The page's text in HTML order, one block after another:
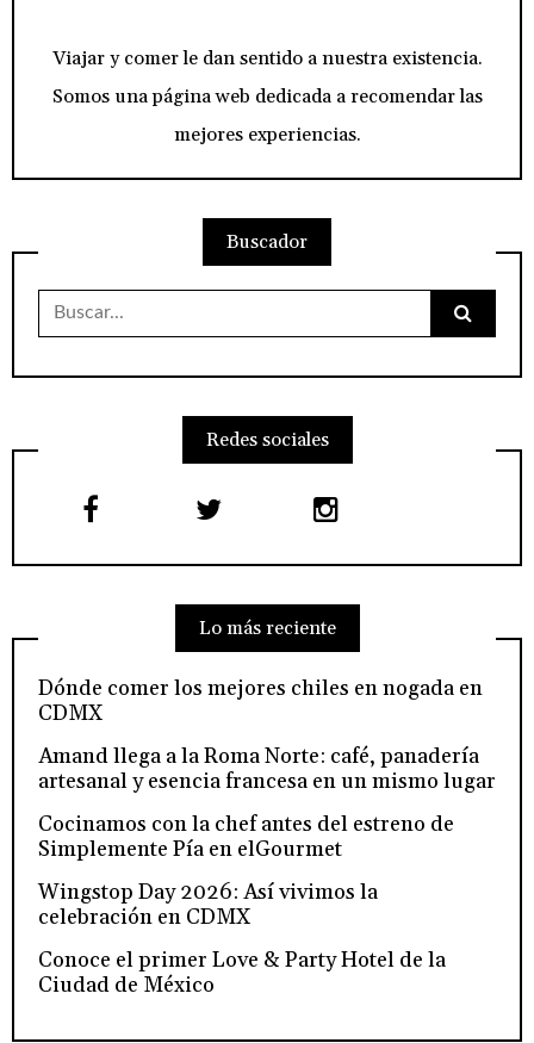
Viajar y comer le dan sentido a nuestra existencia.
Somos una página web dedicada a recomendar las
mejores experiencias.
Buscador
Buscar:
Redes sociales
Lo más reciente
Dónde comer los mejores chiles en nogada en
CDMX
Amand llega a la Roma Norte: café, panadería
artesanal y esencia francesa en un mismo lugar
Cocinamos con la chef antes del estreno de
Simplemente Pía en elGourmet
Wingstop Day 2026: Así vivimos la
celebración en CDMX
Conoce el primer Love & Party Hotel de la
Ciudad de México